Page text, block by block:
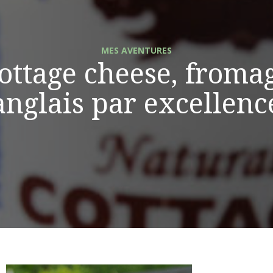
MES AVENTURES
cheese,
par